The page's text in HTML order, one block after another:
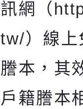
訊網（
tw/）線上
謄本，其
戶籍謄本